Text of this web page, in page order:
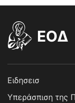
EOΔ
Ειδησεισ
Υπεράσπιση της